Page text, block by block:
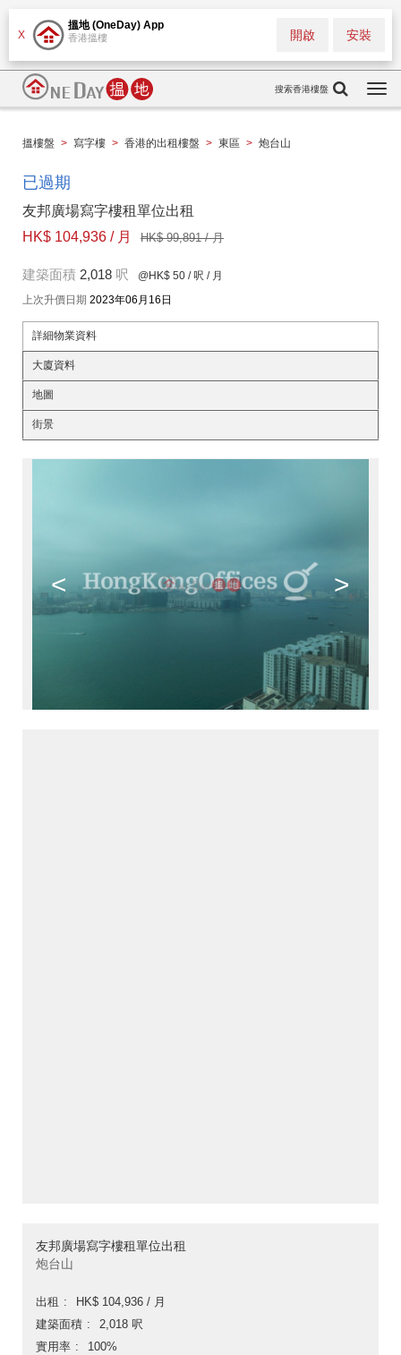
X
搵地 (OneDay) App
香港搵樓 安裝
開啟
搜索香港樓盤
搵樓盤 > 寫字樓 > 香港的出租樓盤 > 東區 > 炮台山
已過期
友邦廣場寫字樓租單位出租
HK$ 104,936 / 月
HK$ 99,891 / 月
建築面積 2,018 呎 @HK$ 50 / 呎 / 月
上次升價日期 2023年06月16日
詳細物業資料
大廈資料
地圖
街景
< >
友邦廣場寫字樓租單位出租
炮台山
出租
HK$ 104,936 / 月
建築面積
2,018 呎
實用率
100%